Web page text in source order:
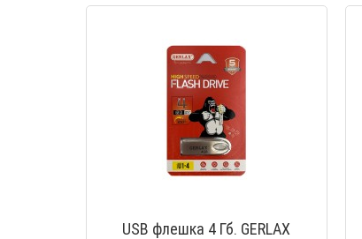
USB флешка 4 Гб. GERLAX